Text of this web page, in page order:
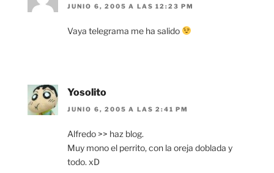
JUNIO 6, 2005 A LAS 12:23 PM
Vaya telegrama me ha salido
Yosolito
JUNIO 6, 2005 A LAS 2:41 PM
Alfredo >> haz blog.
Muy mono el perrito, con la oreja doblada y
todo. xD